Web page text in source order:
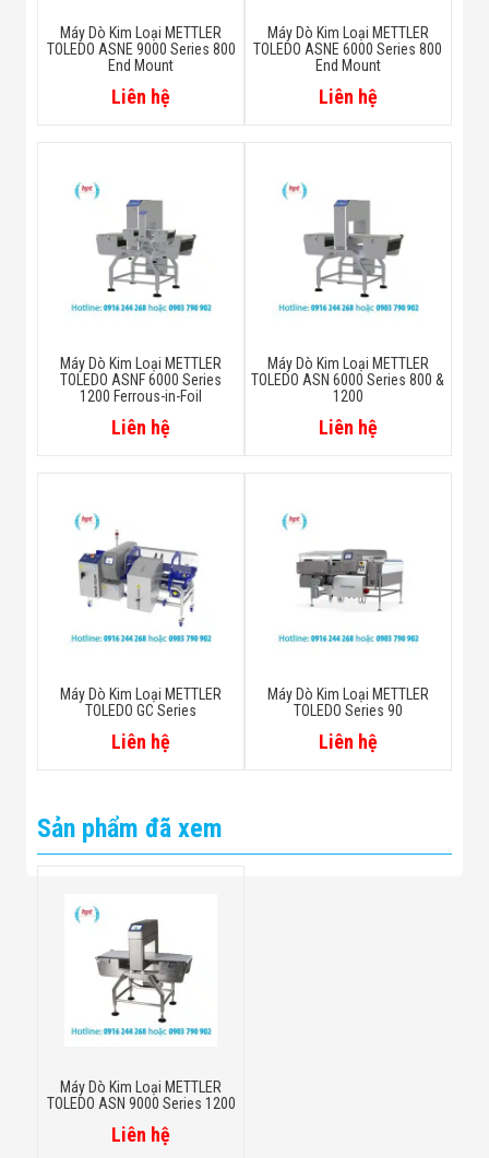
Máy Dò Kim Loại METTLER
TOLEDO ASNE 9000 Series 800
End Mount
Liên hệ
Máy Dò Kim Loại METTLER
TOLEDO ASNE 6000 Series 800
End Mount
Liên hệ
Máy Dò Kim Loại METTLER
TOLEDO ASNF 6000 Series
1200 Ferrous-in-Foil
Liên hệ
Máy Dò Kim Loại METTLER
TOLEDO ASN 6000 Series 800 &
1200
Liên hệ
Máy Dò Kim Loại METTLER
TOLEDO GC Series
Liên hệ
Máy Dò Kim Loại METTLER
TOLEDO Series 90
Liên hệ
Sản phẩm đã xem
Máy Dò Kim Loại METTLER
TOLEDO ASN 9000 Series 1200
Liên hệ